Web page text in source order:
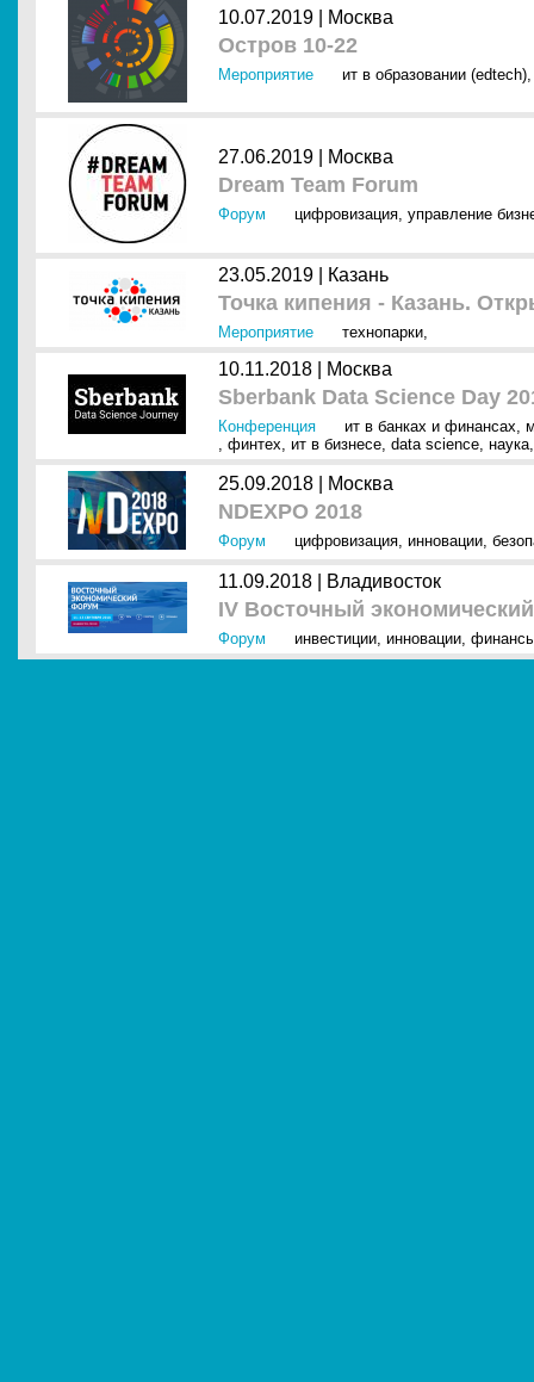
10.07.2019 | Москва
Остров 10-22
Мероприятие ит в образовании (edtech)
27.06.2019 | Москва
Dream Team Forum
Форум цифровизация, управление
23.05.2019 | Казань
Точка кипения - Казань.
Мероприятие технопарки,
10.11.2018 | Москва
Sberbank Data Science Day
Конференция ит в банках и финансах,
, финтех, ит в бизнесе, data science, наука,
25.09.2018 | Москва
NDEXPO 2018
Форум цифровизация, инновации,
11.09.2018 | Владивосток
IV Восточный
Форум инвестиции, инновации,